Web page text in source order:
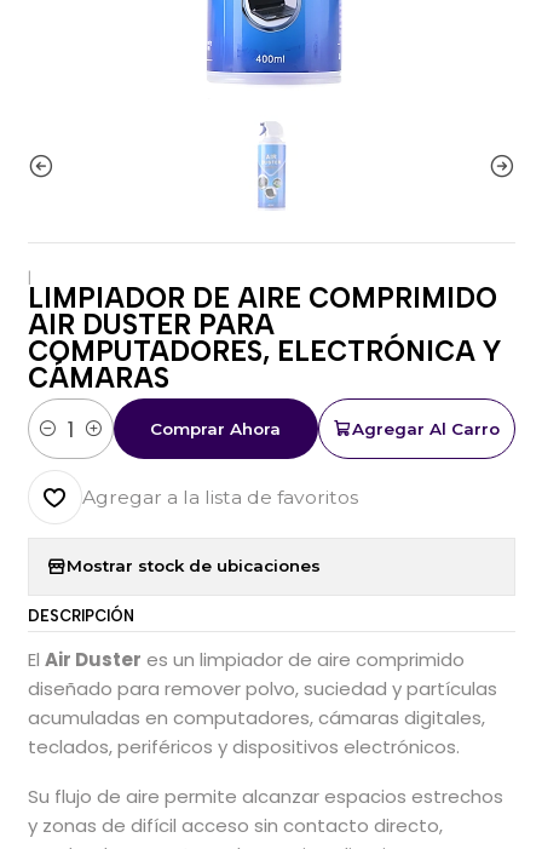
|
LIMPIADOR DE AIRE COMPRIMIDO
AIR DUSTER PARA
COMPUTADORES, ELECTRÓNICA Y
CÁMARAS
Cantidad
Agregar Al Carro
Comprar Ahora
Agregar a la lista de favoritos
Mostrar stock de ubicaciones
DESCRIPCIÓN
El Air Duster es un limpiador de aire comprimido
diseñado para remover polvo, suciedad y partículas
acumuladas en computadores, cámaras digitales,
teclados, periféricos y dispositivos electrónicos.
Su flujo de aire permite alcanzar espacios estrechos
y zonas de difícil acceso sin contacto directo,